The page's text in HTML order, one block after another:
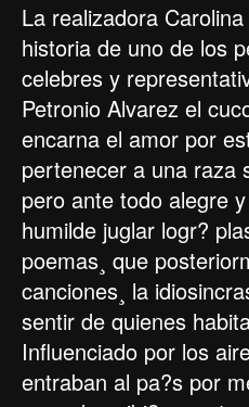
La realizadora
historia de uno de los
celebres y
Petronio Alvarez el
encarna el amor por
pertenecer a una raza
pero ante todo alegre
humilde juglar logr?
poemas¸ que
canciones¸ la
sentir de quienes
Influenciado por los
entraban al pa?s por